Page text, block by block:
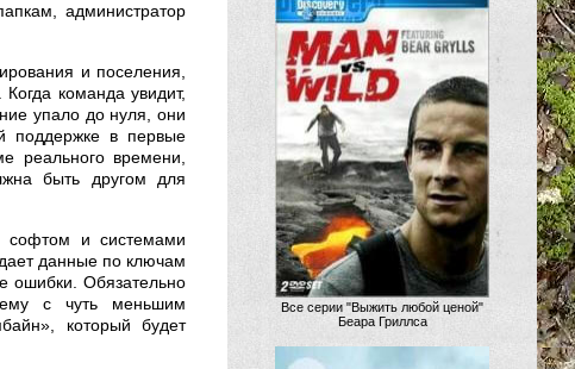
администратор
и поселения,
команда увидит,
упало до нуля, они
поддержке в первые
реального времени,
быть другом для
софтом и системами
данные по ключам
ошибки. Обязательно
с чуть меньшим
который будет
Все серии "Выжить любой ценой"
Беара Гриллса